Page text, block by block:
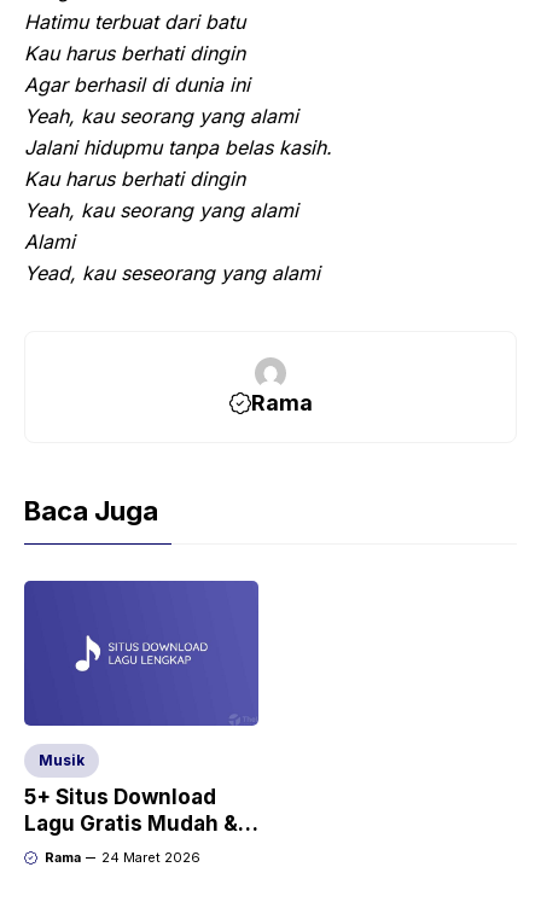
Hatimu terbuat dari batu
Kau harus berhati dingin
Agar berhasil di dunia ini
Yeah, kau seorang yang alami
Jalani hidupmu tanpa belas kasih.
Kau harus berhati dingin
Yeah, kau seorang yang alami
Alami
Yead, kau seseorang yang alami
Rama
Baca Juga
Musik
5+ Situs Download
Lagu Gratis Mudah &
Cepat [Android + PC]
Rama 24 Maret 2026